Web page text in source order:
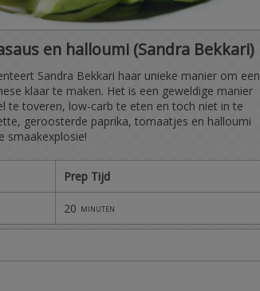
en halloumi (Sandra Bekkari)
Sandra Bekkari haar unieke manier om een
klaar te maken. Het is een geweldige manier
te toveren, low-carb te eten en toch niet in te
geroosterde paprika, tomaatjes en halloumi
smaakexplosie!
Prep Tijd
20 minuten